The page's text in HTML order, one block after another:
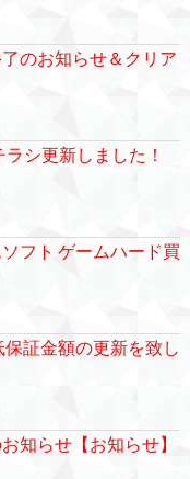
のお知らせ＆クリア
ラシ更新しました！
フト ゲームハード買
証金額の更新を致し
知らせ【お知らせ】